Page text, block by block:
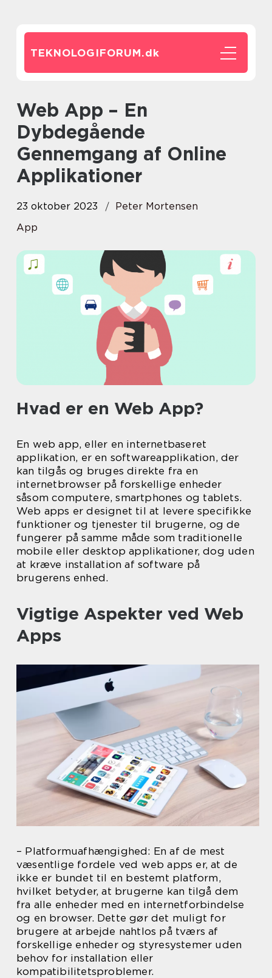
TEKNOLOGIFORUM.dk
Web App – En
Dybdegående
Gennemgang af Online
Applikationer
23 oktober 2023
Peter Mortensen
App
Hvad er en Web App?
En web app, eller en internetbaseret
applikation, er en softwareapplikation, der
kan tilgås og bruges direkte fra en
internetbrowser på forskellige enheder
såsom computere, smartphones og tablets.
Web apps er designet til at levere specifikke
funktioner og tjenester til brugerne, og de
fungerer på samme måde som traditionelle
mobile eller desktop applikationer, dog uden
at kræve installation af software på
brugerens enhed.
Vigtige Aspekter ved Web
Apps
– Platformuafhængighed: En af de mest
væsentlige fordele ved web apps er, at de
ikke er bundet til en bestemt platform,
hvilket betyder, at brugerne kan tilgå dem
fra alle enheder med en internetforbindelse
og en browser. Dette gør det muligt for
brugere at arbejde nahtlos på tværs af
forskellige enheder og styresystemer uden
behov for installation eller
kompatibilitetsproblemer.